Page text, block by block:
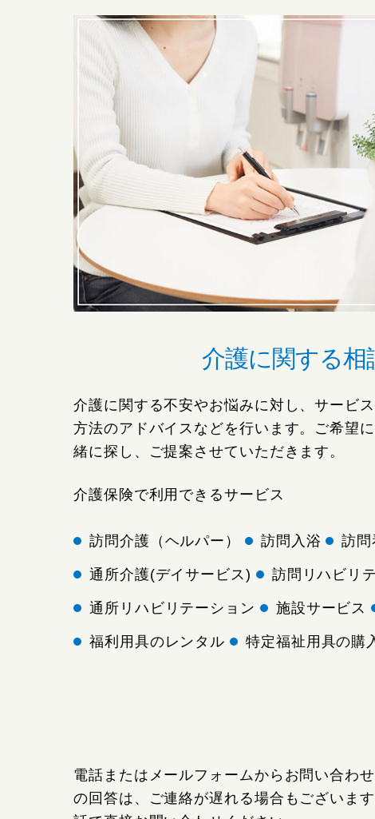
介護に関する相
介護に関する不安やお悩みに対し、サービ
方法のアドバイスなどを行います。ご希望
緒に探し、ご提案させていただきます。
介護保険で利用できるサービス
訪問介護（ヘルパー） 訪問入浴 訪問
通所介護(デイサービス) 訪問リハビリ
通所リハビリテーション 施設サービス
福利用具のレンタル 特定福祉用具の購
電話またはメールフォームからお問い合わ
の回答は、ご連絡が遅れる場合もございま